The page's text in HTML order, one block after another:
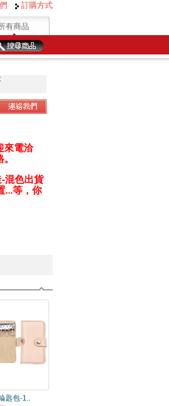
訂購方式
有商品
來電洽
混色出貨
...等，你
匙包-1..